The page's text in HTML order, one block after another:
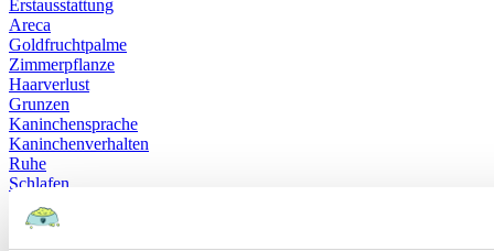
Erstausstattung
Areca
Goldfruchtpalme
Zimmerpflanze
Haarverlust
Grunzen
Kaninchensprache
Kaninchenverhalten
Ruhe
Schlafen
Privatperson
Erbanlage